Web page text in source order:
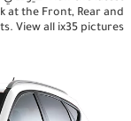
at the Front, Rear and
View all ix35 pictures.